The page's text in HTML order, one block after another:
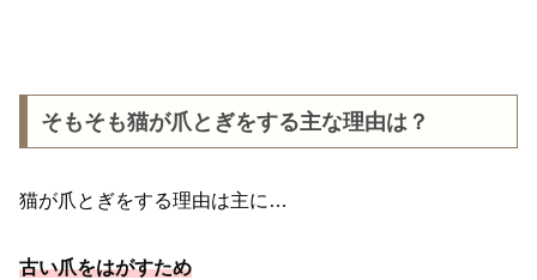
そもそも猫が爪とぎをする主な理由は？
猫が爪とぎをする理由は主に…
古い爪をはがすため